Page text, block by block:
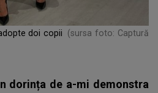
doi copii
(sursa foto: Captură
dorința de a-mi demonstra